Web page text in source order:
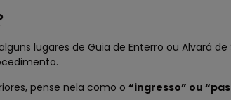
lugares de Guia de Enterro ou Alvará
pense nela como o “ingresso” ou